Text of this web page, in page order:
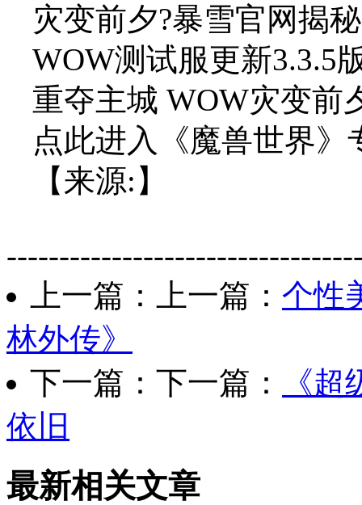
灾变前夕?暴雪官网揭
WOW测试服更新3.3.5
重夺主城 WOW灾变前
点此进入《魔兽世界》
【来源:】
上一篇：上一篇： 个性
林外传》
下一篇：下一篇：
《
依旧
最新相关文章